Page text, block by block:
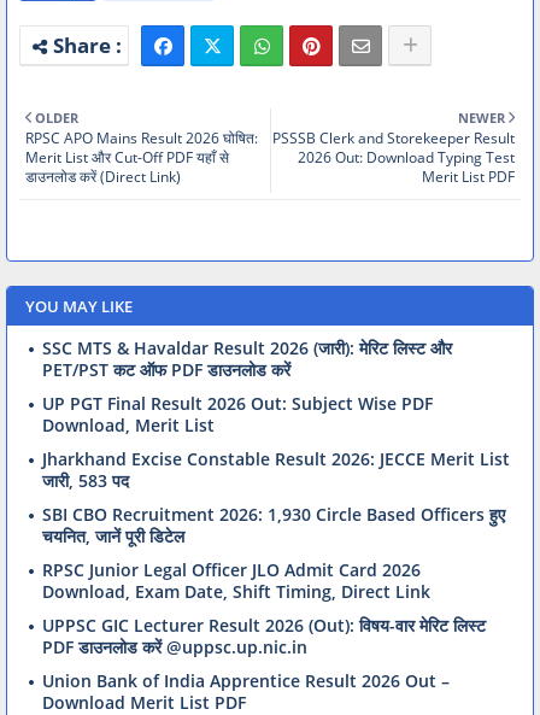
NEWER
PSSSB Clerk and Storekeeper Result
2026 Out: Download Typing Test
Merit List PDF
OLDER
RPSC APO Mains Result 2026 घोषित:
Merit List और Cut-Off PDF यहाँ से
डाउनलोड करें (Direct Link)
YOU MAY LIKE
SSC MTS & Havaldar Result 2026 (जारी): मेरिट लिस्ट और
PET/PST कट ऑफ PDF डाउनलोड करें
UP PGT Final Result 2026 Out: Subject Wise PDF
Download, Merit List
Jharkhand Excise Constable Result 2026: JECCE Merit List
जारी, 583 पद
SBI CBO Recruitment 2026: 1,930 Circle Based Officers हुए
चयनित, जानें पूरी डिटेल
RPSC Junior Legal Officer JLO Admit Card 2026
Download, Exam Date, Shift Timing, Direct Link
UPPSC GIC Lecturer Result 2026 (Out): विषय-वार मेरिट लिस्ट
PDF डाउनलोड करें @uppsc.up.nic.in
Union Bank of India Apprentice Result 2026 Out –
Download Merit List PDF